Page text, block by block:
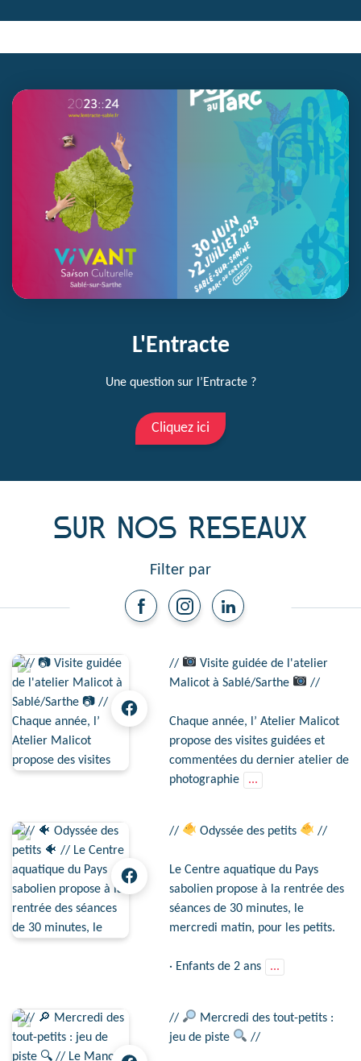
L'Entracte
Une question sur l’Entracte ?
Cliquez ici
SUR NOS RESEAUX
Filter par
//
Visite guidée de l'atelier
Malicot à Sablé/Sarthe
//
Chaque année, l’ Atelier Malicot
propose des visites guidées et
commentées du dernier atelier de
photographie
...
// Odyssée des petits //
Le Centre aquatique du Pays
sabolien propose à la rentrée des
séances de 30 minutes, le
mercredi matin, pour les petits.
· Enfants de 2 ans ...
//
Mercredi des tout-petits :
jeu de piste
//